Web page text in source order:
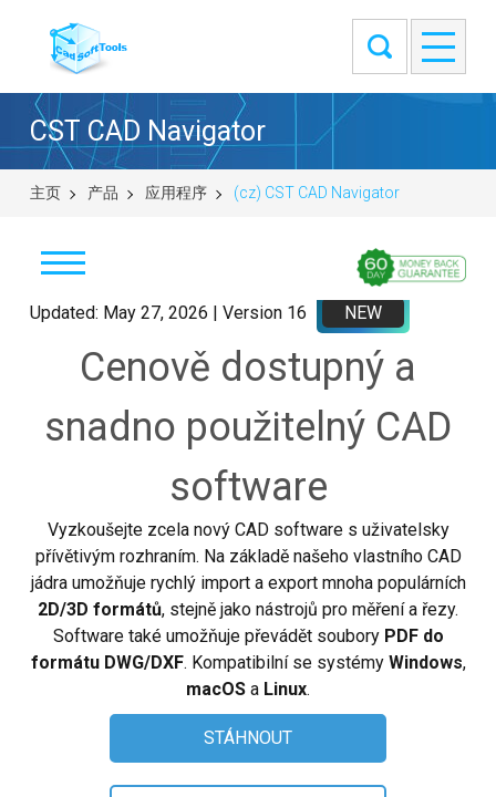
CST CAD Navigator
主页 产品 应用程序 (cz) CST CAD Navigator
Stáhnout
Windows (64-bit)
Linux (.tar.gz 64-bit)
Linux (.rpm 64-bit)
Koupit
Položit otázku
Recenze zákazníků
Updated: May 27, 2026 | Version 16 NEW
Cenově dostupný a
snadno použitelný CAD
software
Vyzkoušejte zcela nový CAD software s uživatelsky
přívětivým rozhraním. Na základě našeho vlastního CAD
jádra umožňuje rychlý import a export mnoha populárních
2D/3D formátů, stejně jako nástrojů pro měření a řezy.
Software také umožňuje převádět soubory PDF do
formátu DWG/DXF. Kompatibilní se systémy Windows,
macOS a Linux.
STÁHNOUT